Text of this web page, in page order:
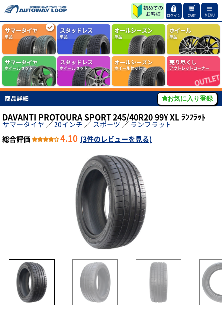
ログイン CART MENU
サマータイヤ
単品
スタッドレス
単品
オールシーズン
単品
ホイール
単品
サマータイヤ
ホイールセット
スタッドレス
ホイールセット
オールシーズン
ホイールセット
売り尽くし
アウトレットコーナー
商品詳細 お気に入り登録
DAVANTI PROTOURA SPORT 245/40R20 99Y XL ﾗﾝﾌﾗｯﾄ
サマータイヤ ／20インチ ／ スポーツ ／ ランフラット
総合評価
4.10 (3件のレビューを見る)